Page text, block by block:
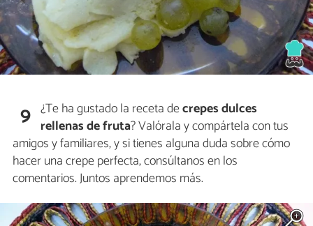
9 ¿Te ha gustado la receta decrepes dulces
rellenas de fruta? Valórala y compártela con tus
amigos y familiares, y si tienes alguna duda sobre cómo
hacer una crepe perfecta, consúltanos en los
comentarios. Juntos aprendemos más.